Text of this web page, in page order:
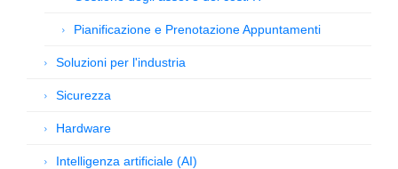
Pianificazione e Prenotazione Appuntamenti
Soluzioni per l'industria
Sicurezza
Hardware
Intelligenza artificiale (AI)